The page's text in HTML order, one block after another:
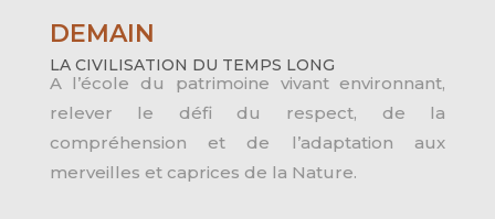
DEMAIN
LA CIVILISATION DU TEMPS LONG
A l’école du patrimoine vivant environnant,
relever le défi du respect, de la
compréhension et de l’adaptation aux
merveilles et caprices de la Nature.